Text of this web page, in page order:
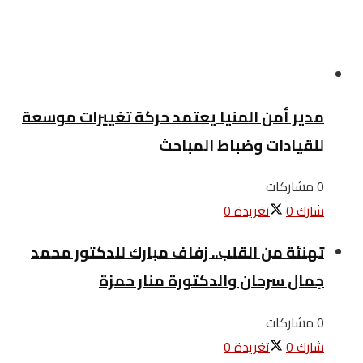
مدير أمن المنيا يعتمد حركة تغييرات موسعة
للقيادات وضباط المباحث
0 مشاركات
شارك0 تغريدة0
تهنئة من القلب.. زفاف مبارك للدكتور محمد
جمال سرحان والدكتورة منار حمزة
0 مشاركات
شارك0 تغريدة0